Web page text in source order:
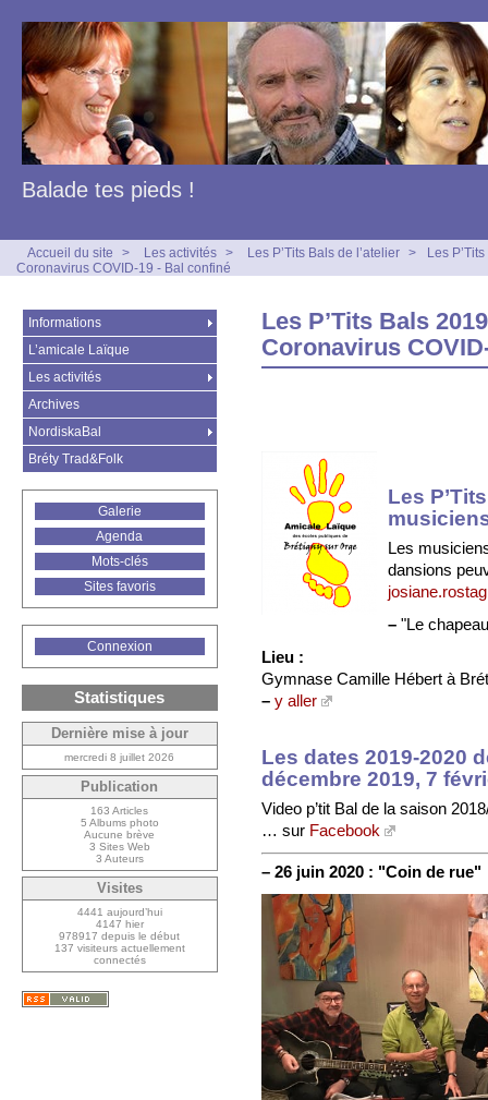
Balade tes pieds !
Accueil du site > Les activités > Les P’Tits Bals de l’atelier >
Les
Coronavirus COVID-19 - Bal confiné
Les P’Tits Bals
Coronavirus
Les
Les
dansions
– "Le
Lieu :
Gymnase Camille Hébert à
– y aller
Les dates 2019-2020
décembre 2019, 7
Video p’tit Bal de la saison
… sur Facebook
– 26 juin 2020 : "Coin de rue"
Informations
L’amicale Laïque
Les activités
Archives
NordiskaBal
Bréty Trad&Folk
Galerie
Agenda
Mots-clés
Sites favoris
Connexion
Statistiques
Dernière mise à jour
mercredi 8 juillet 2026
Publication
163 Articles
5 Albums photo
Aucune brève
3 Sites Web
3 Auteurs
Visites
4441 aujourd’hui
4147 hier
978917 depuis le début
137 visiteurs actuellement
connectés